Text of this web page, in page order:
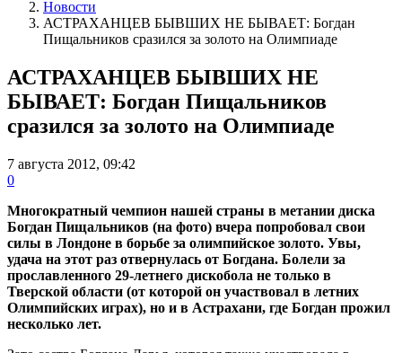
Новости
АСТРАХАНЦЕВ БЫВШИХ НЕ БЫВАЕТ: Богдан
Пищальников сразился за золото на Олимпиаде
АСТРАХАНЦЕВ БЫВШИХ НЕ
БЫВАЕТ: Богдан Пищальников
сразился за золото на Олимпиаде
7 августа 2012, 09:42
0
Многократный чемпион нашей страны в метании диска
Богдан Пищальников (на фото) вчера попробовал свои
силы в Лондоне в борьбе за олимпийское золото. Увы,
удача на этот раз отвернулась от Богдана. Болели за
прославленного 29-летнего дискобола не только в
Тверской области (от которой он участвовал в летних
Олимпийских играх), но и в Астрахани, где Богдан прожил
несколько лет.